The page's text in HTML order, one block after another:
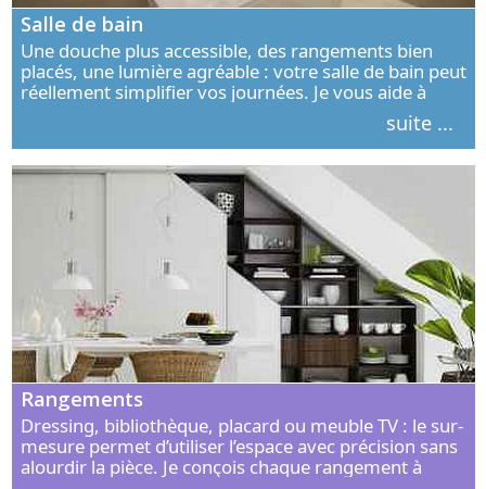
Salle de bain
Une douche plus accessible, des rangements bien
placés, une lumière agréable : votre salle de bain peut
réellement simplifier vos journées. Je vous aide à
concevoir un espace élégant, confortable et adapté à
suite ...
Rangements
Dressing, bibliothèque, placard ou meuble TV : le sur-
mesure permet d’utiliser l’espace avec précision sans
alourdir la pièce. Je conçois chaque rangement à